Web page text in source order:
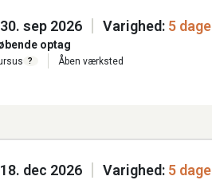
sep 2026 Varighed: 5 dage
optag
? Åben værksted
dec 2026 Varighed: 5 dage